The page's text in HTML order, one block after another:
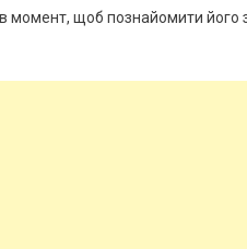
момент, щоб познайомити його